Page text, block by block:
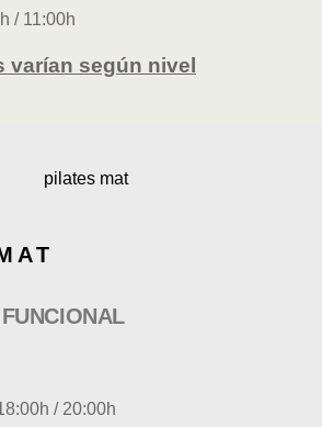
/ 11:00h
varían según nivel
/ 20:00h